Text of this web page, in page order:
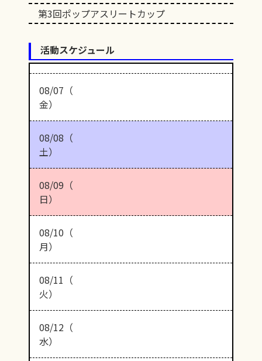
第3回ポップアスリートカップ
活動スケジュール
08/07（
金）
08/08（
土）
08/09（
日）
08/10（
月）
08/11（
火）
08/12（
水）